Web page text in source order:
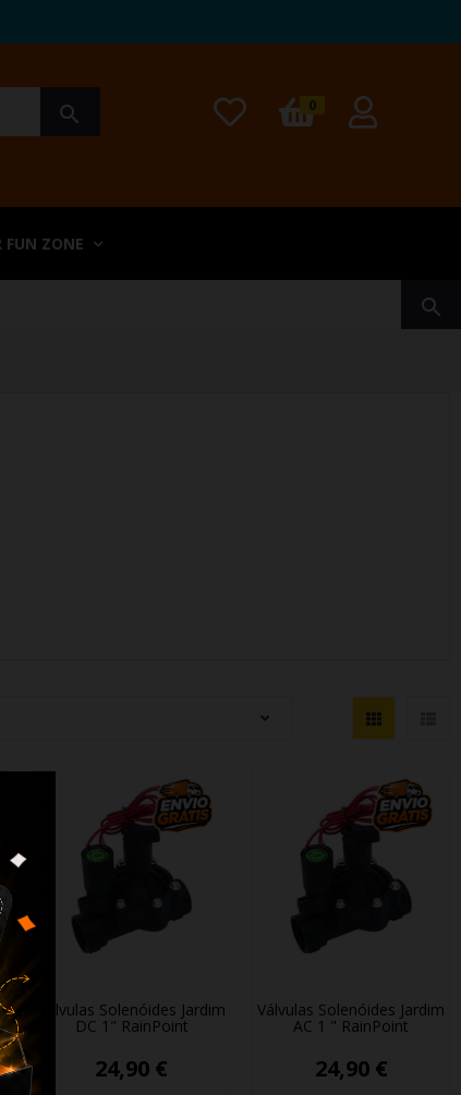
search 0
FUN ZONE
search
Válvulas Solenóides Jardim
DC 1" RainPoint
24,90 €
Válvulas Solenóides Jardim
AC 1 " RainPoint
24,90 €